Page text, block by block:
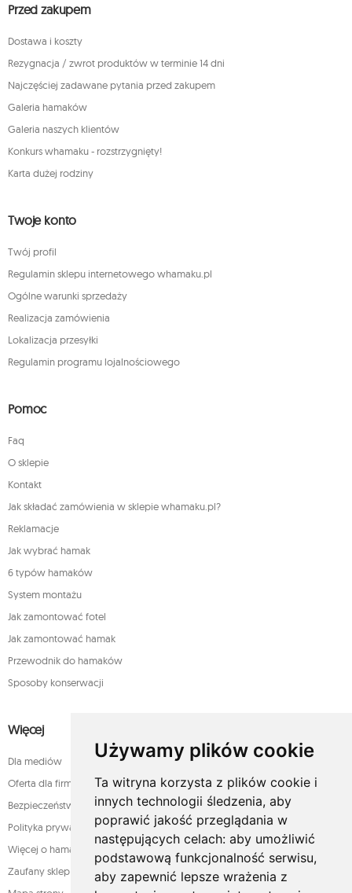
Używamy plików cookie
Ta witryna korzysta z plików cookie i
innych technologii śledzenia, aby
poprawić jakość przeglądania w
następujących celach: aby umożliwić
podstawową funkcjonalność serwisu,
aby zapewnić lepsze wrażenia z
Przed zakupem
Dostawa i koszty
Rezygnacja / zwrot produktów w terminie 14 dni
Najczęściej zadawane pytania przed zakupem
Galeria hamaków
Galeria naszych klientów
Konkurs whamaku - rozstrzygnięty!
Karta dużej rodziny
Twoje konto
Twój profil
Regulamin sklepu internetowego whamaku.pl
Ogólne warunki sprzedaży
Realizacja zamówienia
Lokalizacja przesyłki
Regulamin programu lojalnościowego
Pomoc
Faq
O sklepie
Kontakt
Jak składać zamówienia w sklepie whamaku.pl?
Reklamacje
Jak wybrać hamak
6 typów hamaków
System montażu
Jak zamontować fotel
Jak zamontować hamak
Przewodnik do hamaków
Sposoby konserwacji
Więcej
Dla mediów
Oferta dla firm
Bezpieczeństwo płatności
Polityka prywatności
Więcej o hamakach
Zaufany sklep